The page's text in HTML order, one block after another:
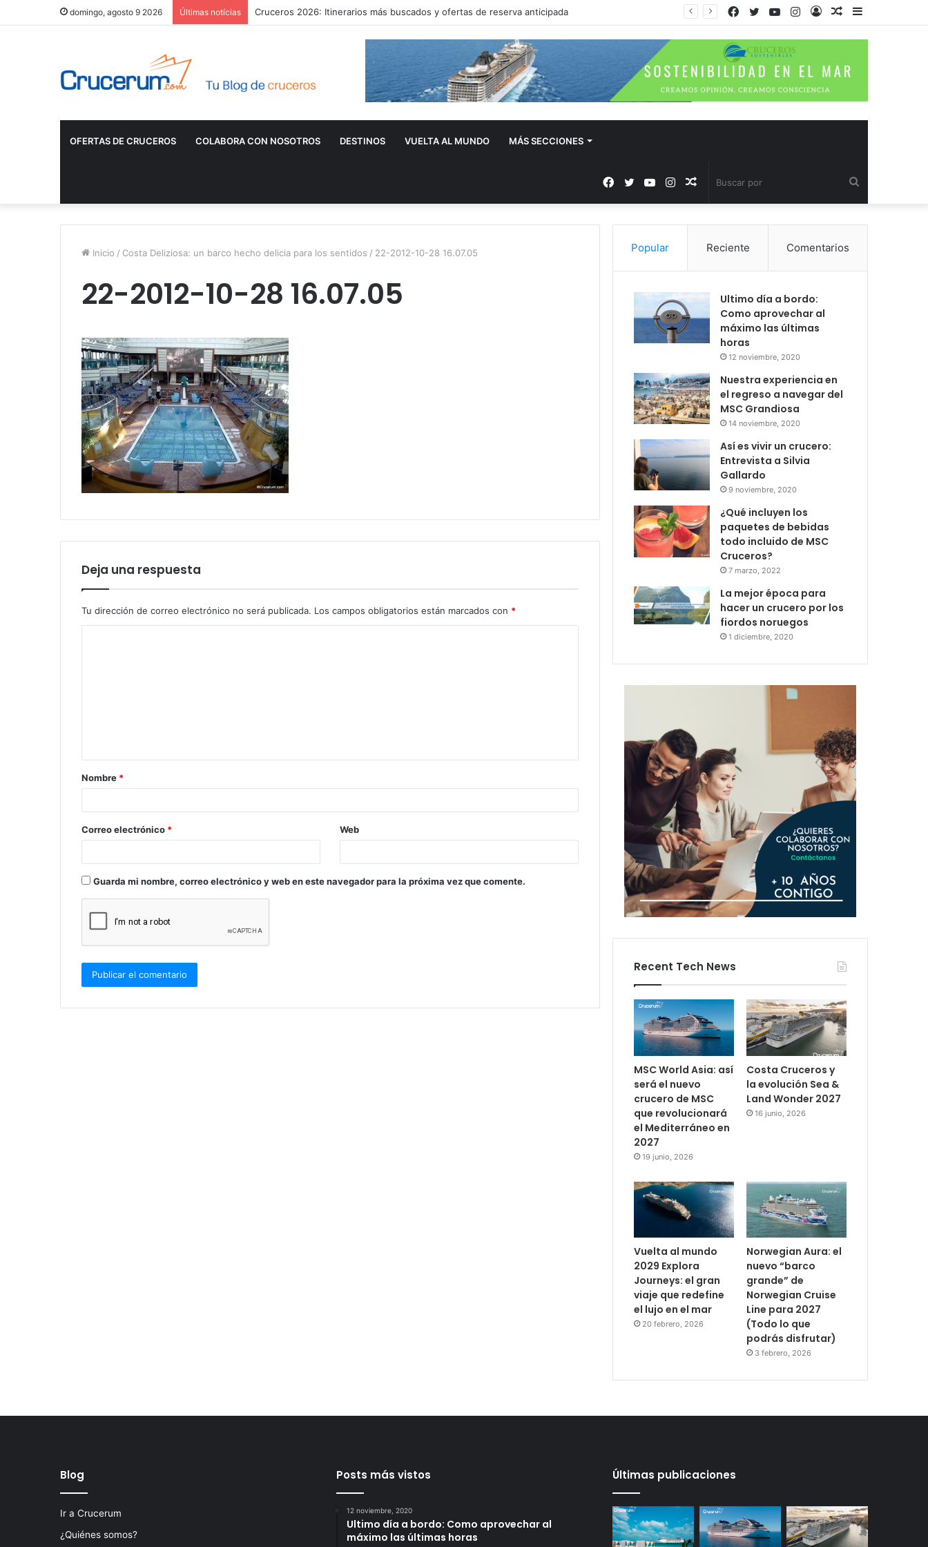
domingo, agosto 9 2026 Últimas notícias Cruceros 2026: Itinerarios más buscados y ofertas de reserva anticipada
Barra
Publicación
Acceso
Instagram
YouTube
Twitter
Facebook
OFERTAS DE CRUCEROS COLABORA CON NOSOTROS DESTINOS VUELTA AL MUNDO MÁS SECCIONES
por
Publicación
al
Instagram
YouTube
Twitter
Facebook
Inicio / Costa Deliziosa: un barco hecho delicia para los sentidos / 22-2012-10-28 16.07.05
22-2012-10-28 16.07.05
Deja una respuesta
Tu dirección de correo electrónico no será publicada. Los campos obligatorios están marcados con *
a
r
*
Nombre *
Correo electrónico * Web
Guarda mi nombre, correo electrónico y web en este navegador para la próxima vez que comente.
Popular Reciente Comentarios
Ultimo día a bordo:
Como aprovechar al
máximo las últimas
horas
12 noviembre, 2020
Nuestra experiencia en
el regreso a navegar del
MSC Grandiosa
14 noviembre, 2020
Así es vivir un crucero:
Entrevista a Silvia
Gallardo
9 noviembre, 2020
¿Qué incluyen los
paquetes de bebidas
todo incluido de MSC
Cruceros?
7 marzo, 2022
La mejor época para
hacer un crucero por los
fiordos noruegos
1 diciembre, 2020
Recent Tech News
MSC World Asia: así
será el nuevo
crucero de MSC
que revolucionará
el Mediterráneo en
2027
19 junio, 2026
Costa Cruceros y
la evolución Sea &
Land Wonder 2027
16 junio, 2026
Vuelta al mundo
2029 Explora
Journeys: el gran
viaje que redefine
el lujo en el mar
20 febrero, 2026
Norwegian Aura: el
nuevo “barco
grande” de
Norwegian Cruise
Line para 2027
(Todo lo que
podrás disfrutar)
3 febrero, 2026
Blog
Ir a Crucerum
¿Quiénes somos?
Posts más vistos
12 noviembre, 2020
Ultimo día a bordo: Como aprovechar al
máximo las últimas horas
Últimas publicaciones